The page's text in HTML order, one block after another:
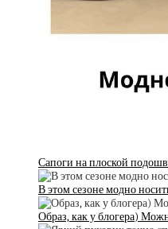
Сапоги на плоской
В этом сезоне модно
Образ, как у блогера)